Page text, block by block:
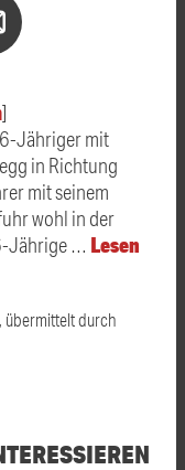
]
Jähriger mit
in Richtung
mit seinem
wohl in der
Jährige … Lesen
übermittelt durch